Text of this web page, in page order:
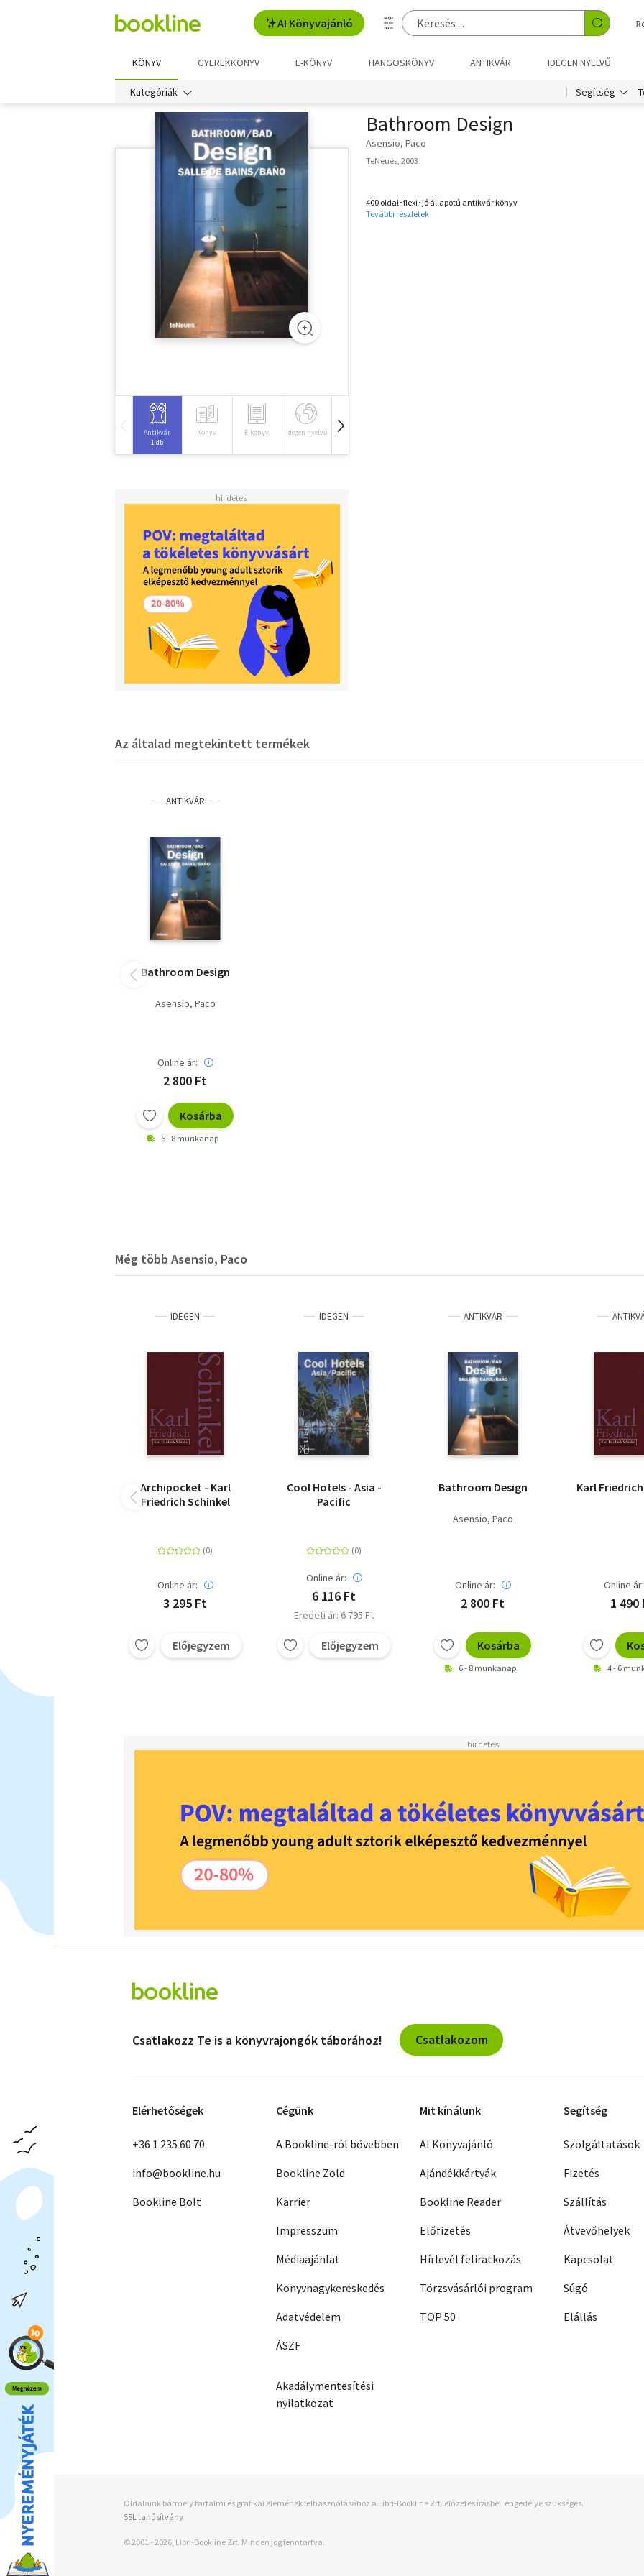
AI Könyvajánló
KÖNYV GYEREKKÖNYV E-KÖNYV HANGOSKÖNYV ANTIKVÁR IDEGEN NYELVŰ
Kategóriák Segítség
Antikvár
1 db
Könyv E-könyv Idegen nyelvű Hangoskönyv
Bathroom Design
Asensio, Paco
TeNeues, 2003
400 oldal･flexi･jó állapotú antikvár könyv
További részletek
Az általad megtekintett termékek
ANTIKVÁR
Bathroom Design
Asensio, Paco
Online ár:
2 800 Ft
Kosárba
6 - 8 munkanap
Még több Asensio, Paco
IDEGEN
Archipocket - Karl
Friedrich Schinkel
Online ár:
3 295 Ft
Előjegyzem
IDEGEN
Cool Hotels - Asia -
Pacific
Online ár:
6 116 Ft
Eredeti ár: 6 795 Ft
Előjegyzem
ANTIKVÁR
Bathroom Design
Asensio, Paco
Online ár:
2 800 Ft
Kosárba
6 - 8 munkanap
Karl
Online ár:
1 490
4 - 6
Csatlakozz Te is a könyvrajongók táborához! Csatlakozom
Elérhetőségek
+36 1 235 60 70
info@bookline.hu
Bookline Bolt
Cégünk
A Bookline-ról bővebben
Bookline Zöld
Karrier
Impresszum
Médiaajánlat
Könyvnagykereskedés
Adatvédelem
ÁSZF
Akadálymentesítési
nyilatkozat
Mit kínálunk
AI Könyvajánló
Ajándékkártyák
Bookline Reader
Előfizetés
Hírlevél feliratkozás
Törzsvásárlói program
TOP 50
Segítség
Szolgáltatások
Fizetés
Szállítás
Átvevőhelyek
Kapcsolat
Súgó
Elállás
Oldalaink bármely tartalmi és grafikai elemének felhasználásához a Libri-Bookline Zrt. előzetes írásbeli engedélye szükséges.
SSL tanúsítvány
© 2001 - 2026, Libri-Bookline Zrt. Minden jog fenntartva.